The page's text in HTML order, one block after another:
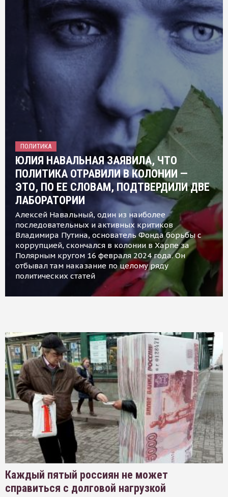
ПОЛИТИКА
ЮЛИЯ НАВАЛЬНАЯ ЗАЯВИЛА, ЧТО
ПОЛИТИКА ОТРАВИЛИ В КОЛОНИИ —
ЭТО, ПО ЕЕ СЛОВАМ, ПОДТВЕРДИЛИ ДВЕ
ЛАБОРАТОРИИ
Алексей Навальный, один из наиболее
последовательных и активных критиков
Владимира Путина, основатель Фонда борьбы с
коррупцией, скончался в колонии в Харпе за
Полярным кругом 16 февраля 2024 года. Он
отбывал там наказание по целому ряду
политических статей
Каждый пятый россиян не может
справиться с долговой нагрузкой